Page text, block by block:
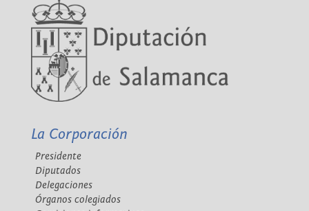
La Corporación
Presidente
Diputados
Delegaciones
Órganos colegiados